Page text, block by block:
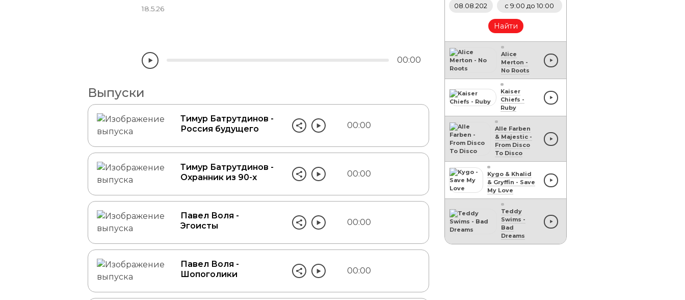
18.5.26
00:00
Выпуски
Тимур Батрутдинов -
Россия будущего
00:00
Тимур Батрутдинов -
Охранник из 90-х
00:00
Павел Воля -
Эгоисты
00:00
Павел Воля -
Шопоголики
00:00
Найти
Alice
Merton -
No Roots
Kaiser
Chiefs -
Ruby
Alle Farben
& Majestic -
From Disco
To Disco
Kygo & Khalid
& Gryffin - Save
My Love
Teddy
Swims -
Bad
Dreams